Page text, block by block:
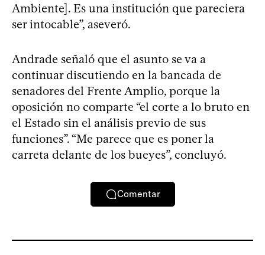
Ambiente]. Es una institución que pareciera
ser intocable”, aseveró.
Andrade señaló que el asunto se va a
continuar discutiendo en la bancada de
senadores del Frente Amplio, porque la
oposición no comparte “el corte a lo bruto en
el Estado sin el análisis previo de sus
funciones”. “Me parece que es poner la
carreta delante de los bueyes”, concluyó.
Comentar